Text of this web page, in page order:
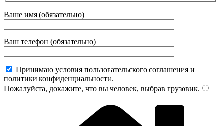
Ваше имя (обязательно)
Ваш телефон (обязательно)
Принимаю условия пользовательского соглашения и
политики конфиденциальности.
Пожалуйста, докажите, что вы человек, выбрав грузовик.